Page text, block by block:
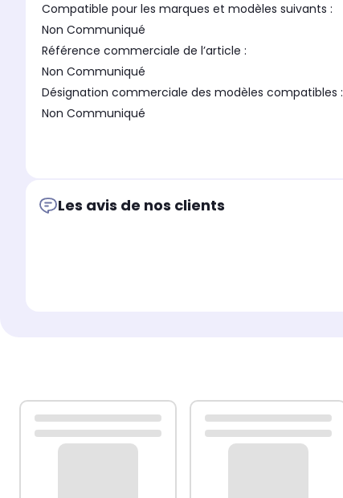
Compatible pour les marques et modèles suivants :
Non Communiqué
Référence commerciale de l’article :
Non Communiqué
Désignation commerciale des modèles compatibles :
Non Communiqué
Les avis de nos clients